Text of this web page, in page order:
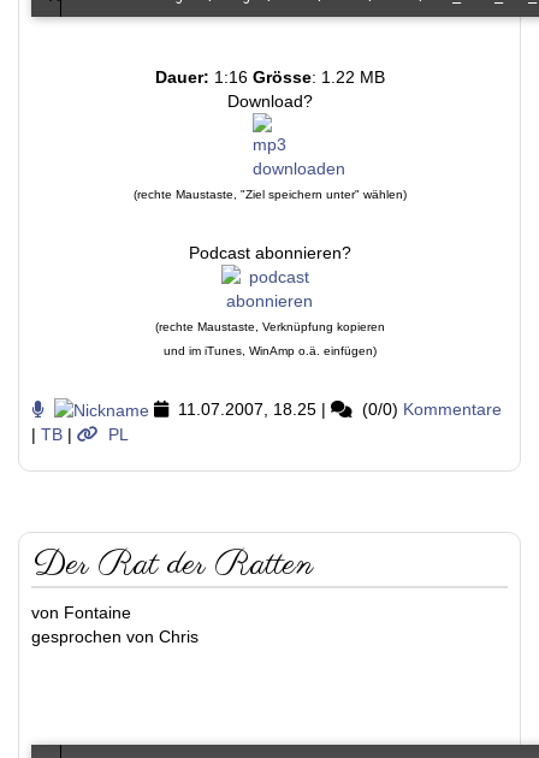
Dauer: 1:16 Grösse: 1.22 MB
Download?
(rechte Maustaste, "Ziel speichern unter" wählen)
Podcast abonnieren?
(rechte Maustaste, Verknüpfung kopieren
und im iTunes, WinAmp o.ä. einfügen)
11.07.2007, 18.25 | (0/0) Kommentare
| TB | PL
Der Rat der Ratten
von Fontaine
gesprochen von Chris